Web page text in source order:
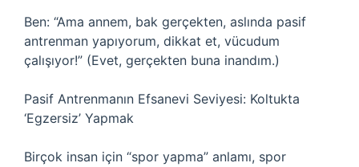
Ben: “Ama annem, bak gerçekten, aslında pasif
antrenman yapıyorum, dikkat et, vücudum
çalışıyor!” (Evet, gerçekten buna inandım.)
Pasif Antrenmanın Efsanevi Seviyesi: Koltukta
‘Egzersiz’ Yapmak
Birçok insan için “spor yapma” anlamı, spor